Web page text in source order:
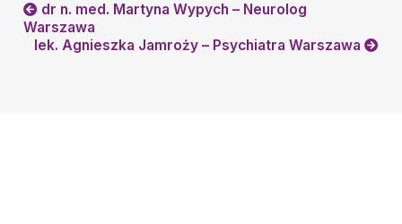
dr n. med. Martyna Wypych – Neurolog
Warszawa
lek. Agnieszka Jamroży – Psychiatra Warszawa